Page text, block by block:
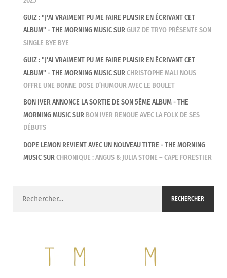
GUIZ : "J'AI VRAIMENT PU ME FAIRE PLAISIR EN ÉCRIVANT CET
ALBUM" - THE MORNING MUSICSURGUIZ DE TRYO PRÉSENTE SON
SINGLE BYE BYE
GUIZ : "J'AI VRAIMENT PU ME FAIRE PLAISIR EN ÉCRIVANT CET
ALBUM" - THE MORNING MUSICSURCHRISTOPHE MALI NOUS
OFFRE UNE BONNE DOSE D’HUMOUR AVEC LE BOULET
BON IVER ANNONCE LA SORTIE DE SON 5ÈME ALBUM - THE
MORNING MUSICSUR BON IVER RENOUE AVEC LA FOLK DE SES
DÉBUTS
DOPE LEMON REVIENT AVEC UN NOUVEAU TITRE - THE MORNING
MUSICSURCHRONIQUE : ANGUS & JULIA STONE – CAPE FORESTIER